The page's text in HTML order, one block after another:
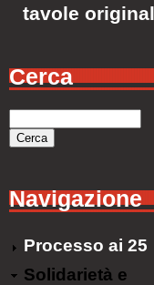
Cerca
Navigazione
Processo ai 25
Solidarietà e